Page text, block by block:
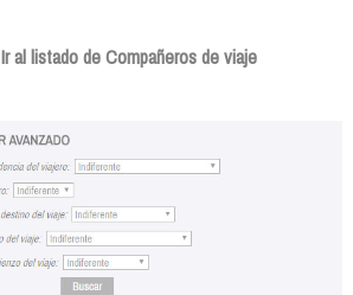
Ir al listado de Compañeros de viaje